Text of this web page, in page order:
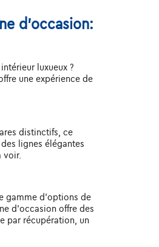
d'occasion:
luxueux ?
une expérience de
distinctifs, ce
lignes élégantes
voir.
gamme d'options de
d'occasion offre des
par récupération, un